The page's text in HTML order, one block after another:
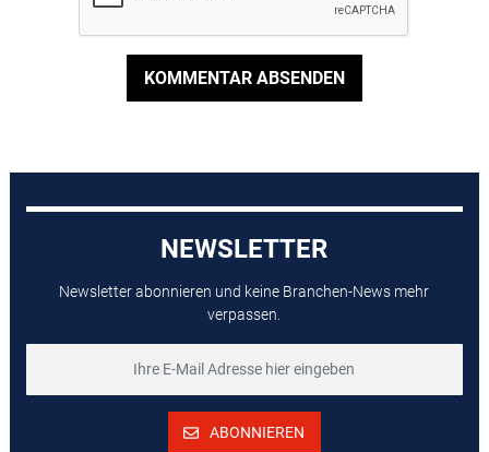
KOMMENTAR ABSENDEN
NEWSLETTER
Newsletter abonnieren und keine Branchen-News mehr
verpassen.
ABONNIEREN